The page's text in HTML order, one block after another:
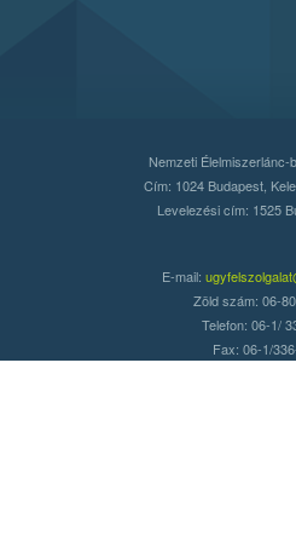
Nemzeti Élelmiszerlánc-
Cím: 1024 Budapest,
Levelezési cím: 1525
E-mail:
Zöld szám: 06-
Telefon: 06-1/
Fax: 06-1/